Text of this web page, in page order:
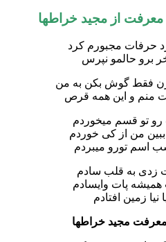
معرفت ازمجید خراطها
حرفات مجبورم کرد
برو حالمو نپرس
فقط گوش بکن به من
منم و این همه قرص
تو قسم میخوردم
من از کی خوردم
اسم تورو میبردم
زدی به قلب سادم
پات وایسادم
نیا زمین افتادم
مجید خراطها